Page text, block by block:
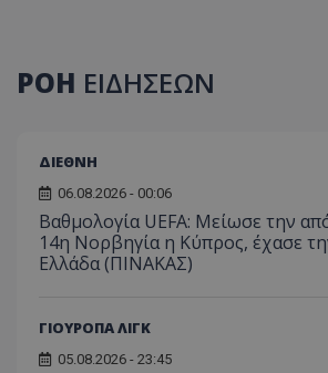
ΡΟΗ ΕΙΔΗΣΕΩΝ
ΔΙΕΘΝΗ
06.08.2026 - 00:06
Βαθμολογία UEFA: Μείωσε την
14η Νορβηγία η Κύπρος, έχασε
Ελλάδα (ΠΙΝΑΚΑΣ)
ΓΙΟΥΡΟΠΑ ΛΙΓΚ
05.08.2026 - 23:45